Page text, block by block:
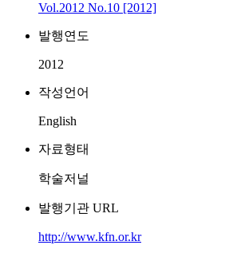
Vol.2012 No.10 [2012]
발행연도
2012
작성언어
English
자료형태
학술저널
발행기관 URL
http://www.kfn.or.kr